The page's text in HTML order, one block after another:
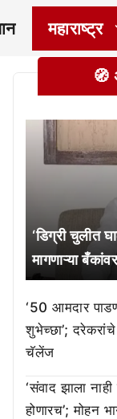
महाराष्ट्र
🧭
‘डिग्री चुलीत
मागणाऱ्या
‘50 आमदार
शुभेच्छा’;
चॅलेंज
‘संवाद झाला
होणारच’; मोहन